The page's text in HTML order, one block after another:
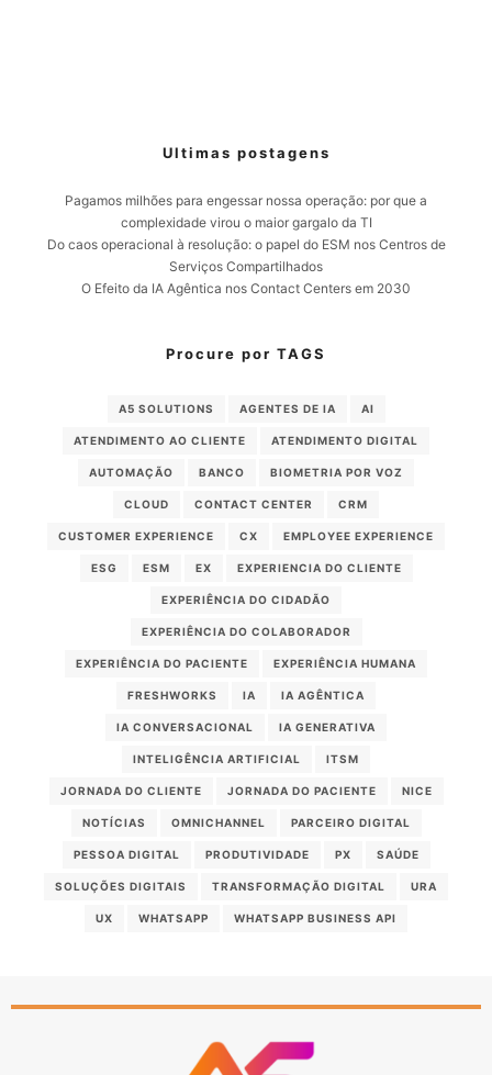
Ultimas postagens
Pagamos milhões para engessar nossa operação: por que a
complexidade virou o maior gargalo da TI
Do caos operacional à resolução: o papel do ESM nos Centros de
Serviços Compartilhados
O Efeito da IA Agêntica nos Contact Centers em 2030
Procure por TAGS
A5 SOLUTIONS AGENTES DE IA AI
ATENDIMENTO AO CLIENTE ATENDIMENTO DIGITAL
AUTOMAÇÃO BANCO BIOMETRIA POR VOZ
CLOUD CONTACT CENTER CRM
CUSTOMER EXPERIENCE CX EMPLOYEE EXPERIENCE
ESG ESM EX EXPERIENCIA DO CLIENTE
EXPERIÊNCIA DO CIDADÃO
EXPERIÊNCIA DO COLABORADOR
EXPERIÊNCIA DO PACIENTE EXPERIÊNCIA HUMANA
FRESHWORKS IA IA AGÊNTICA
IA CONVERSACIONAL IA GENERATIVA
INTELIGÊNCIA ARTIFICIAL ITSM
JORNADA DO CLIENTE JORNADA DO PACIENTE NICE
NOTÍCIAS OMNICHANNEL PARCEIRO DIGITAL
PESSOA DIGITAL PRODUTIVIDADE PX SAÚDE
SOLUÇÕES DIGITAIS TRANSFORMAÇÃO DIGITAL URA
UX WHATSAPP WHATSAPP BUSINESS API